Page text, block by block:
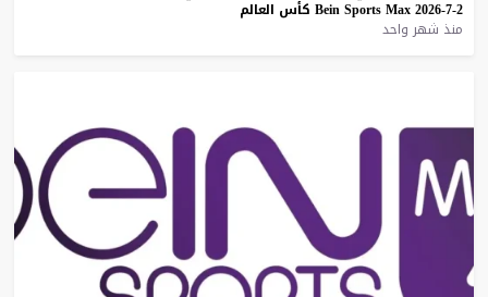
2-7-2026
Bein Sports Max كأس العالم
منذ شهر واحد